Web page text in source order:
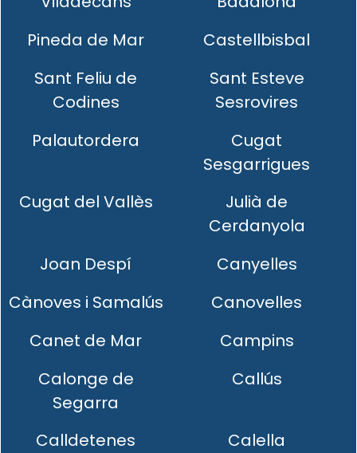
Pineda de Mar
Castellbisbal
Sant Feliu de
Codines
Sant Esteve
Sesrovires
Palautordera
Cugat
Sesgarrigues
Cugat del Vallès
Julià de
Cerdanyola
Joan Despí
Canyelles
Cànoves i Samalús
Canovelles
Canet de Mar
Campins
Calonge de
Segarra
Callús
Calldetenes
Calella